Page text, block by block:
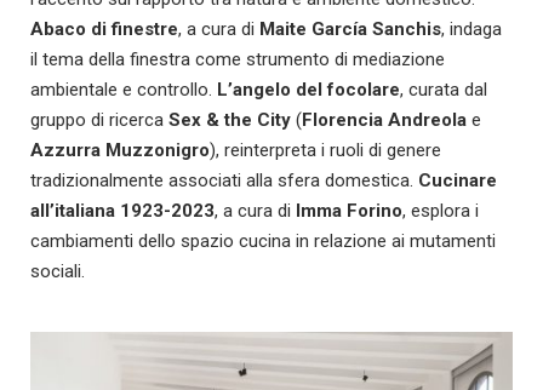
Abaco di finestre, a cura di Maite García Sanchis, indaga
il tema della finestra come strumento di mediazione
ambientale e controllo. L’angelo del focolare, curata dal
gruppo di ricerca Sex & the City (Florencia Andreola e
Azzurra Muzzonigro), reinterpreta i ruoli di genere
tradizionalmente associati alla sfera domestica. Cucinare
all’italiana 1923-2023, a cura di Imma Forino, esplora i
cambiamenti dello spazio cucina in relazione ai mutamenti
sociali.